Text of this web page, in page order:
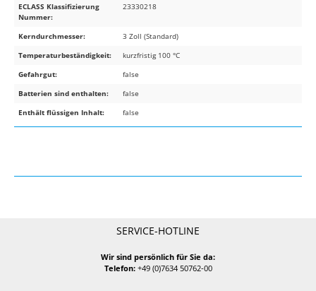
ECLASS Klassifizierung
Nummer:
23330218
Kerndurchmesser:
3 Zoll (Standard)
Temperaturbeständigkeit:
kurzfristig 100 °C
Gefahrgut:
false
Batterien sind enthalten:
false
Enthält flüssigen Inhalt:
false
SERVICE-HOTLINE
Wir sind persönlich für Sie da:
Telefon:+49 (0)7634 50762-00